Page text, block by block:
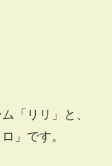
「リリ」と、
」です。